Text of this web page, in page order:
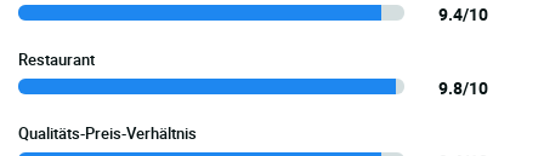
9.4/10
Restaurant
9.8/10
Qualitäts-Preis-Verhältnis